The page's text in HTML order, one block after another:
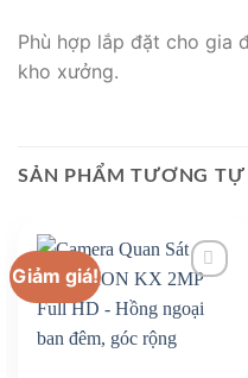
Phù hợp lắp đặt cho gia
kho xưởng.
SẢN PHẨM TƯƠNG TỰ
Giảm giá!